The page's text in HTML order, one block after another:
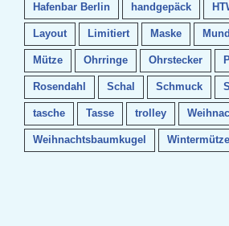
Hafenbar Berlin handgepäck
Layout Limitiert Maske
Mütze Ohrringe Ohrstecker
Rosendahl Schal Schmuck
tasche Tasse trolley
Weihnachtsbaumkugel Wintermütze